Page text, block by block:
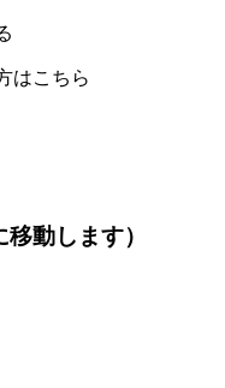
はこちら
移動します）